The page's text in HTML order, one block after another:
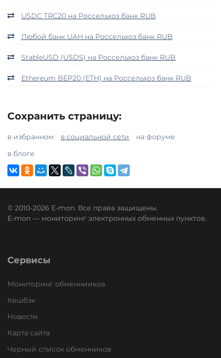
USDC TRC20 на Россельхоз банк RUB
Любой банк UAH на Россельхоз банк RUB
StableUSD (USDS) на Россельхоз банк RUB
Ethereum BEP20 (ETH) на Россельхоз банк RUB
Сохранить страницу:
в избранном в социальной сети
на форуме
в блоге
© 2010-2026 E-mon. Все права защищены.
E-mon — мониторинг электронных обменных пунктов.
Сервисы
Мониторинг обменнииков
Кешбэк
Новости
Карта сайта
Черный список обменников